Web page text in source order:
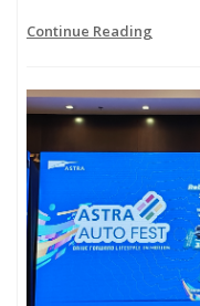
Continue Reading